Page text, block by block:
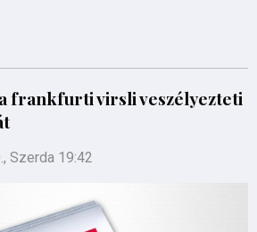
a frankfurti virsli veszélyezteti
Szerda 19:42